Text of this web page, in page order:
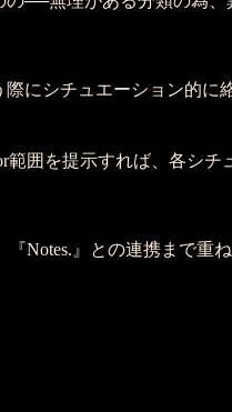
にシチュエーション的に
囲を提示すれば、各シチ
Notes.』との連携まで重